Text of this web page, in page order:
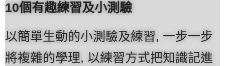
10個有趣練習及小測驗
以簡單生動的小測驗及練習, 一步一步
將複雜的學理, 以練習方式把知識記進